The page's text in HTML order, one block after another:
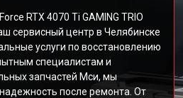
RTX 4070 Ti GAMING TRIO
сервисный центр в Челябинске
услуги по восстановлению
специалистам и
запчастей Мси, мы
после ремонта. От